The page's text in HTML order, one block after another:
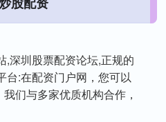
,深圳股票配资论坛,正规的
台:在配资门户网，您可以
们与多家优质机构合作，